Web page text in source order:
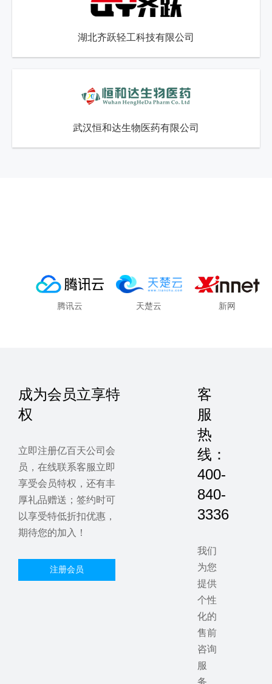
湖北齐跃轻工科技有限公司
武汉恒和达生物医药有限公司
腾讯云 天楚云 新网
成为会员立享特
权
立即注册亿百天公司会
员，在线联系客服立即
享受会员特权，还有丰
厚礼品赠送；签约时可
以享受特低折扣优惠，
期待您的加入！
注册会员
客
服
热
线：
400-
840-
3336
我们
为您
提供
个性
化的
售前
咨询
服